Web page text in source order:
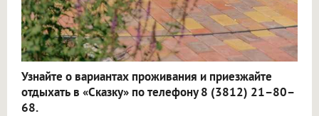
Узнайте о вариантах проживания и приезжайте
отдыхать в «Сказку» по телефону 8 (3812) 21–80–
68.